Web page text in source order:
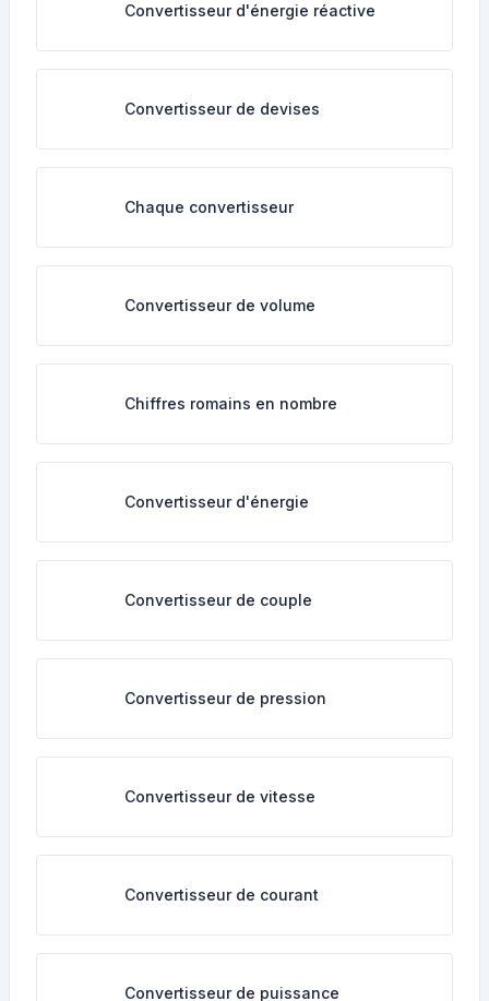
Convertisseur d'énergie réactive
Convertisseur de devises
Chaque convertisseur
Convertisseur de volume
Chiffres romains en nombre
Convertisseur d'énergie
Convertisseur de couple
Convertisseur de pression
Convertisseur de vitesse
Convertisseur de courant
Convertisseur de puissance